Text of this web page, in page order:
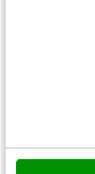
wat dit vraagt